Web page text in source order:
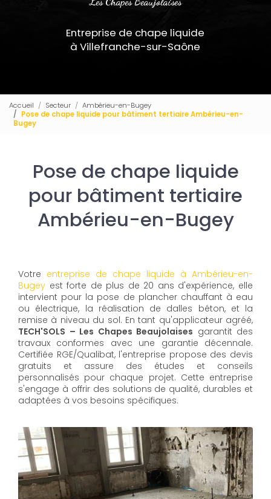
Entreprise de chape liquide
à Villefranche-sur-Saône
Accueil Secteur
Ambérieu-en-Bugey
Pose de chape liquide pour bâtiment tertiaire Ambérieu-en-
Bugey
Pose de chape liquide
pour bâtiment tertiaire
Ambérieu-en-Bugey
Votre entreprise de chape liquide à Ambérieu-en-
Bugey est forte de plus de 20 ans d'expérience, elle
intervient pour la pose de plancher chauffant à eau
ou électrique, la réalisation de dalles béton, et la
remise à niveau du sol. En tant qu'applicateur agréé,
TECH'SOLS – Les Chapes Beaujolaises garantit des
travaux conformes avec une garantie décennale.
Certifiée RGE/Qualibat, l'entreprise propose des devis
gratuits et assure des études et conseils
personnalisés pour chaque projet. Cette entreprise
s'engage à offrir des solutions de qualité, durables et
adaptées à vos besoins spécifiques.